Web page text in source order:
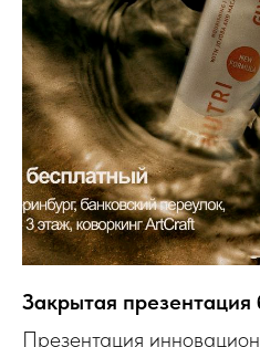
Закрытая презентация
Презентация